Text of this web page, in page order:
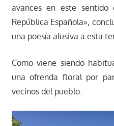
avances en este sentido
República Española»,
una poesía alusiva a esta
Como viene siendo
una ofrenda floral por
vecinos del pueblo.